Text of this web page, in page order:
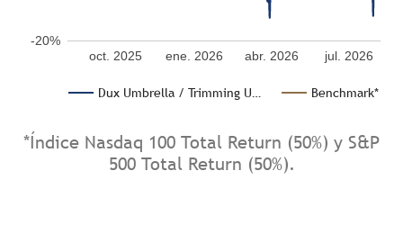
Dux Umbrella / Trimming U… Benchmark*
oct. 2025 ene. 2026 abr. 2026 jul. 2026
-20%
*Índice Nasdaq 100 Total Return (50%) y S&P
500 Total Return (50%).